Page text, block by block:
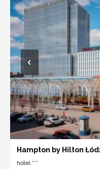
Hampton by Hilton
hotel ***